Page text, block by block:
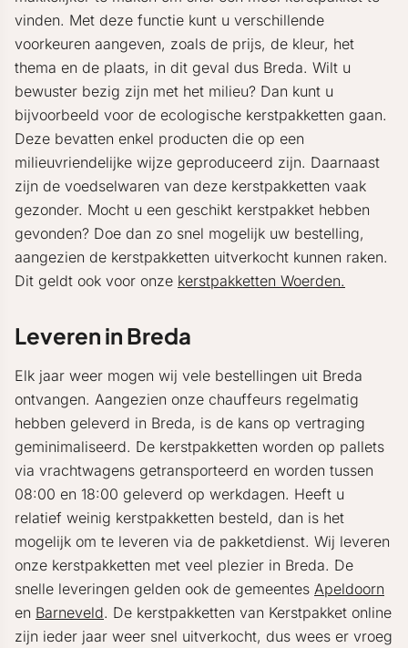
vinden. Met deze functie kunt u verschillende
voorkeuren aangeven, zoals de prijs, de kleur, het
thema en de plaats, in dit geval dus Breda. Wilt u
bewuster bezig zijn met het milieu? Dan kunt u
bijvoorbeeld voor de ecologische kerstpakketten gaan.
Deze bevatten enkel producten die op een
milieuvriendelijke wijze geproduceerd zijn. Daarnaast
zijn de voedselwaren van deze kerstpakketten vaak
gezonder. Mocht u een geschikt kerstpakket hebben
gevonden? Doe dan zo snel mogelijk uw bestelling,
aangezien de kerstpakketten uitverkocht kunnen raken.
Dit geldt ook voor onze kerstpakketten Woerden.
Leveren in Breda
Elk jaar weer mogen wij vele bestellingen uit Breda
ontvangen. Aangezien onze chauffeurs regelmatig
hebben geleverd in Breda, is de kans op vertraging
geminimaliseerd. De kerstpakketten worden op pallets
via vrachtwagens getransporteerd en worden tussen
08:00 en 18:00 geleverd op werkdagen. Heeft u
relatief weinig kerstpakketten besteld, dan is het
mogelijk om te leveren via de pakketdienst. Wij leveren
onze kerstpakketten met veel plezier in Breda. De
snelle leveringen gelden ook de gemeentes Apeldoorn
en Barneveld. De kerstpakketten van Kerstpakket online
zijn ieder jaar weer snel uitverkocht, dus wees er vroeg